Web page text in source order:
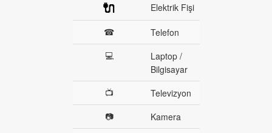
🔌
Elektrik Fişi
☎
Telefon
💻
Laptop /
Bilgisayar
📺
Televizyon
📷
Kamera